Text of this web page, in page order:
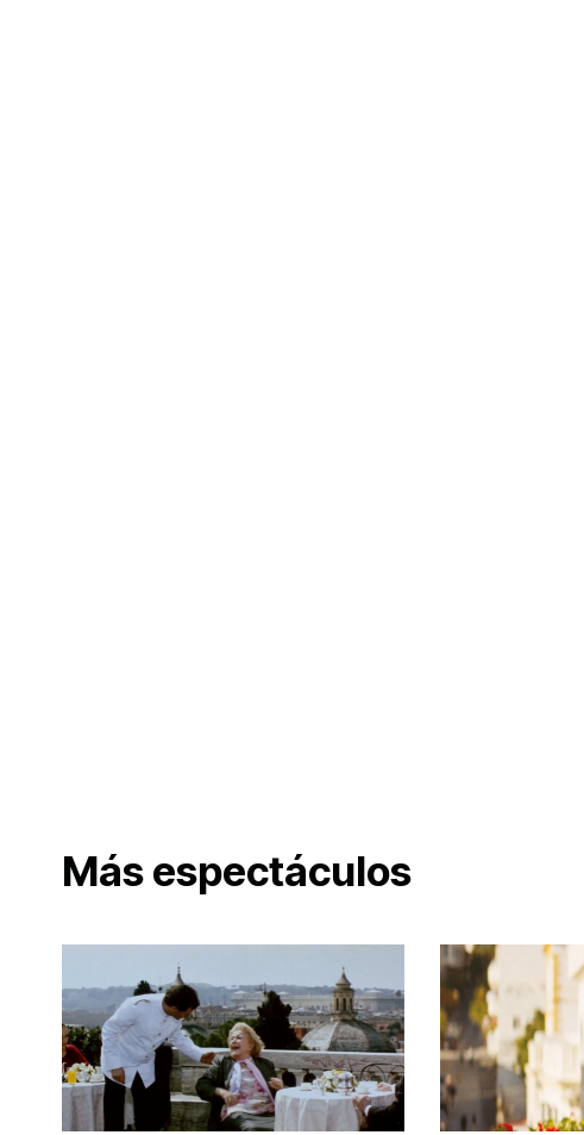
Más espectáculos